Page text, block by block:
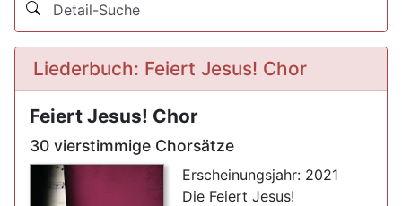
Detail-Suche
Liederbuch: Feiert Jesus! Chor
Feiert Jesus! Chor
30 vierstimmige Chorsätze
Erscheinungsjahr: 2021
Die Feiert Jesus!